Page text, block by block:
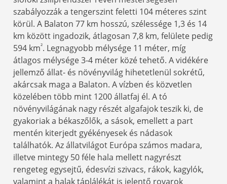
szabályozzák a tengerszint feletti 104 méteres szint
körül. A Balaton 77 km hosszú, szélessége 1,3 és 14
km között ingadozik, átlagosan 7,8 km, felülete pedig
594 km². Legnagyobb mélysége 11 méter, míg
átlagos mélysége 3-4 méter közé tehető. A vidékére
jellemző állat- és növényvilág hihetetlenül sokrétű,
akárcsak maga a Balaton. A vízben és közvetlen
közelében több mint 1200 állatfaj él. A tó
növényvilágának nagy részét algafajok teszik ki, de
gyakoriak a békaszőlők, a sások, emellett a part
mentén kiterjedt gyékényesek és nádasok
találhatók. Az állatvilágot Európa számos madara,
illetve mintegy 50 féle hala mellett nagyrészt
rengeteg egysejtű, édesvízi szivacs, rákok, kagylók,
valamint a halak táplálékát is jelentő rovarok